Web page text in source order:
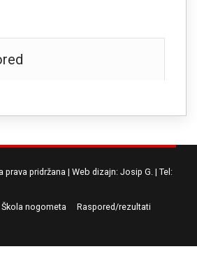
prava pridržana | Web dizajn: Josip G. | Tel:
Škola nogometa
Raspored/rezultati